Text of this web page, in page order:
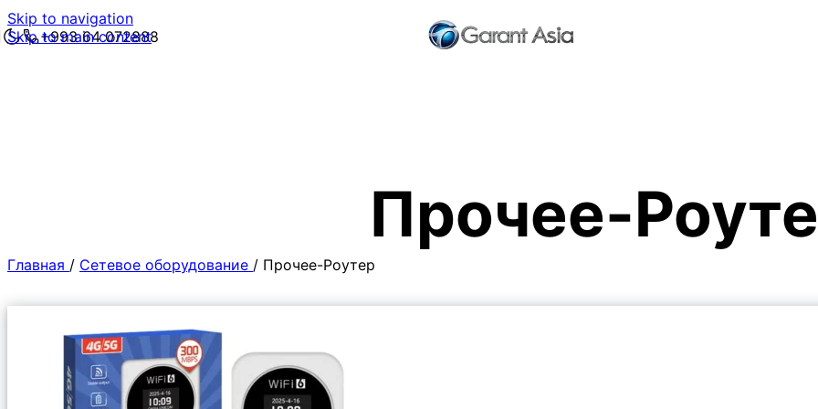
Skip to navigation
Skip to main content
+993 64 072888
Прочее-
Главная / Сетевое оборудование / Прочее-Роутер